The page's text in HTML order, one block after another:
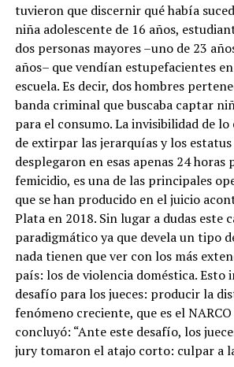
tuvieron que discernir qué había
niña adolescente de 16 años,
dos personas mayores –uno de 23
años– que vendían estupefacientes
escuela. Es decir, dos hombres
banda criminal que buscaba captar
para el consumo. La invisibilidad de
de extirpar las jerarquías y los estatus
desplegaron en esas apenas 24 horas
femicidio, es una de las principales
que se han producido en el juicio
Plata en 2018. Sin lugar a dudas este
paradigmático ya que devela un tipo
nada tienen que ver con los más
país: los de violencia doméstica. Esto
desafío para los jueces: producir la
fenómeno creciente, que es el
concluyó: “Ante este desafío, los
jury tomaron el atajo corto: culpar a